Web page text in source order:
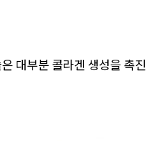
대부분 콜라겐 생성을 촉진